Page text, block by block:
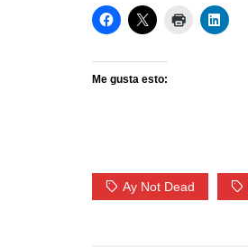
Me gusta esto:
Ay Not Dead